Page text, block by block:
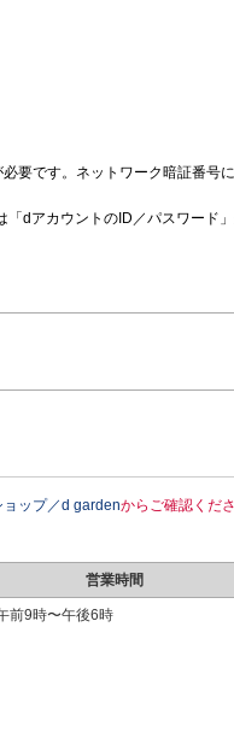
要です。ネットワーク暗証番号
dアカウントのID／パスワード
ョップ／d gardenからご確認くださ
営業時間
前9時〜午後6時